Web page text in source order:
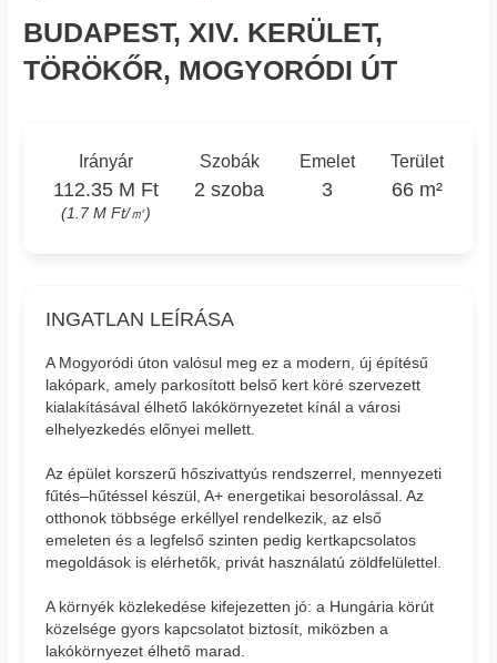
BUDAPEST, XIV. KERÜLET,
TÖRÖKŐR, MOGYORÓDI ÚT
Irányár
112.35 M Ft
(1.7 M Ft/㎡)
Szobák
2 szoba
Emelet
3
Terület
66 m²
INGATLAN LEÍRÁSA
A Mogyoródi úton valósul meg ez a modern, új építésű
lakópark, amely parkosított belső kert köré szervezett
kialakításával élhető lakókörnyezetet kínál a városi
elhelyezkedés előnyei mellett.
Az épület korszerű hőszivattyús rendszerrel, mennyezeti
fűtés–hűtéssel készül, A+ energetikai besorolással. Az
otthonok többsége erkéllyel rendelkezik, az első
emeleten és a legfelső szinten pedig kertkapcsolatos
megoldások is elérhetők, privát használatú zöldfelülettel.
A környék közlekedése kifejezetten jó: a Hungária körút
közelsége gyors kapcsolatot biztosít, miközben a
lakókörnyezet élhető marad.